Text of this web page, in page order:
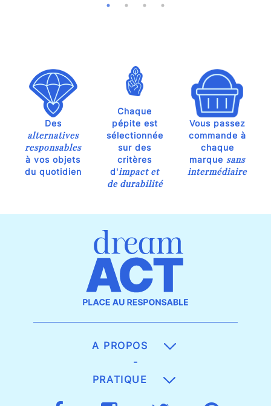
Des
alternatives
responsables
à vos objets
du quotidien
Chaque
pépite est
sélectionnée
sur des
critères
d'impact et
de durabilité
Vous passez
commande à
chaque
marque sans
intermédiaire
A PROPOS
-
PRATIQUE